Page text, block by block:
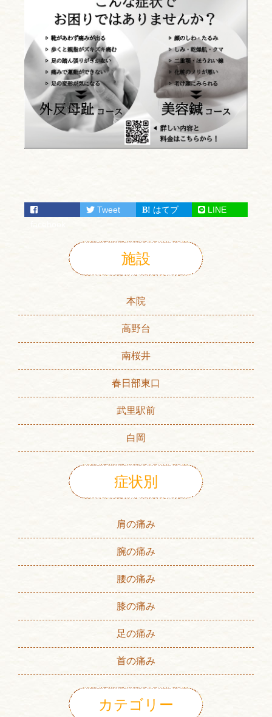
Tweet はてブ LINE
施設
本院
高野台
南桜井
春日部東口
武里駅前
白岡
症状別
肩の痛み
腕の痛み
腰の痛み
膝の痛み
足の痛み
首の痛み
カテゴリー